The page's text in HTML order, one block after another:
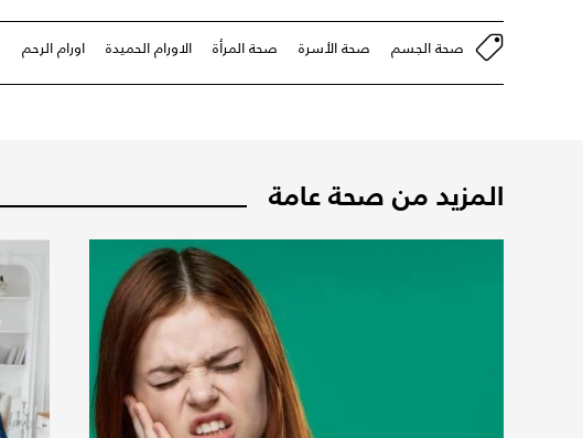
صحة الجسم صحة الأسرة صحة المرأة الاورام الحميدة اورام الرحم
المزيد من صحة عامة